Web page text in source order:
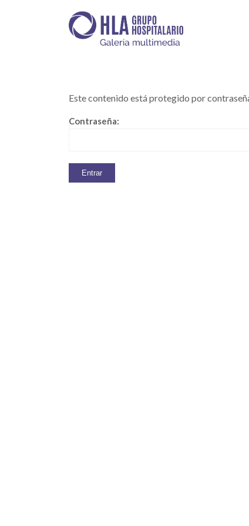
Este contenido está protegido por
Contraseña: